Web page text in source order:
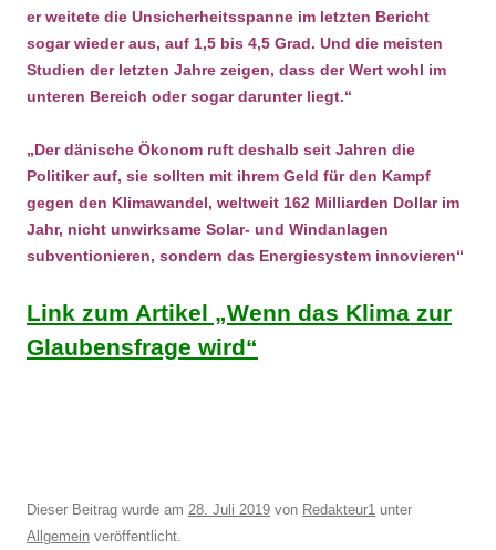
er weitete die Unsicherheitsspanne im letzten Bericht
sogar wieder aus, auf 1,5 bis 4,5 Grad. Und die meisten
Studien der letzten Jahre zeigen, dass der Wert wohl im
unteren Bereich oder sogar darunter liegt.“
„Der dänische Ökonom ruft deshalb seit Jahren die
Politiker auf, sie sollten mit ihrem Geld für den Kampf
gegen den Klimawandel, weltweit 162 Milliarden Dollar im
Jahr, nicht unwirksame Solar- und Windanlagen
subventionieren, sondern das Energiesystem innovieren“
Link zum Artikel „Wenn das Klima zur
Glaubensfrage wird“
Dieser Beitrag wurde am 28. Juli 2019 von Redakteur1 unter
Allgemein veröffentlicht.